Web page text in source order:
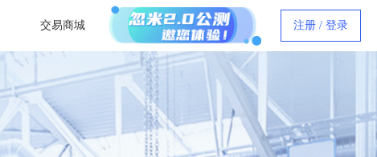
交易商城 注册 / 登录